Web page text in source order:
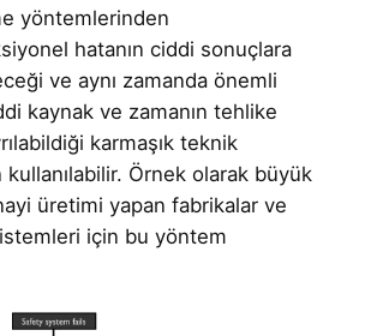
yöntemlerinden
hatanın ciddi sonuçlara
ve aynı zamanda önemli
kaynak ve zamanın tehlike
karmaşık teknik
Örnek olarak büyük
üretimi yapan fabrikalar ve
için bu yöntem